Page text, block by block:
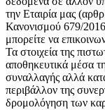
την Εταιρία μας
Κανονισμού 679/
μπορείτε να
Τα στοιχεία της
αποθηκευτικά μέσα
συναλλαγής αλλά
περιβάλλον της
δρομολόγηση των